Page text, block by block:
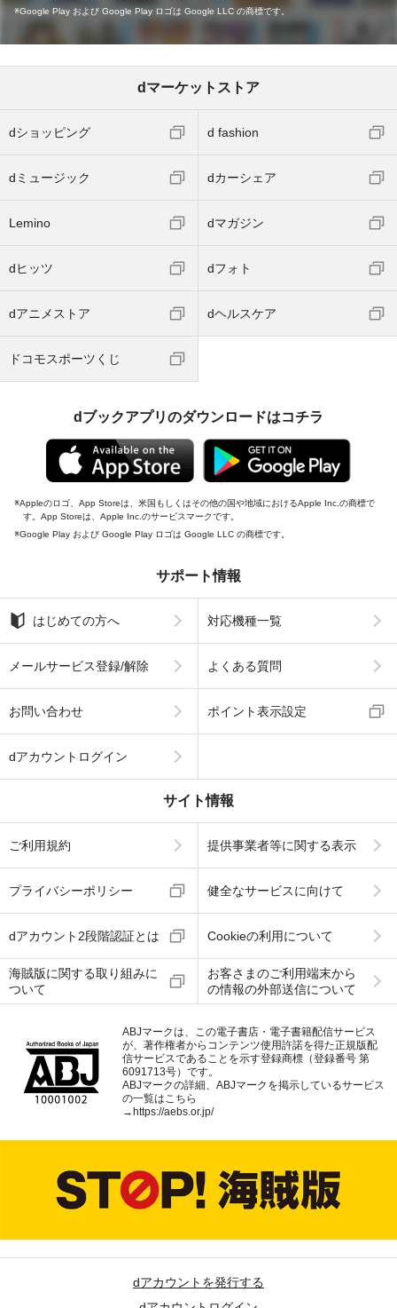
Google Play および Google Play ロゴは Google LLC の商標です。
dマーケットストア
dショッピング d fashion
dミュージック dカーシェア
Lemino dマガジン
dヒッツ dフォト
dアニメストア dヘルスケア
ドコモスポーツくじ
dブックアプリのダウンロードはコチラ
Appleのロゴ、App Storeは、米国もしくはその他の国や地域におけるApple Inc.の商標で
す。App Storeは、Apple Inc.のサービスマークです。
Google Play および Google Play ロゴは Google LLC の商標です。
サポート情報
はじめての方へ 対応機種一覧
メールサービス登録/解除 よくある質問
お問い合わせ ポイント表示設定
dアカウントログイン
サイト情報
ご利用規約 提供事業者等に関する表示
プライバシーポリシー 健全なサービスに向けて
dアカウント2段階認証とは Cookieの利用について
海賊版に関する取り組みに
ついて
お客さまのご利用端末から
の情報の外部送信について
ABJマークは、この電子書店・電子書籍配信サービス
が、著作権者からコンテンツ使用許諾を得た正規版配
信サービスであることを示す登録商標（登録番号 第
6091713号）です。
ABJマークの詳細、ABJマークを掲示しているサービス
の一覧はこちら
→ https://aebs.or.jp/
dアカウントを発行する